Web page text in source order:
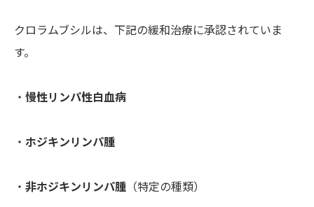
クロラムブシルは、下記の緩和治療に承認されていま
す。
・ 慢性リンパ性白血病
・ ホジキンリンパ腫
・ 非ホジキンリンパ腫 （特定の種類）